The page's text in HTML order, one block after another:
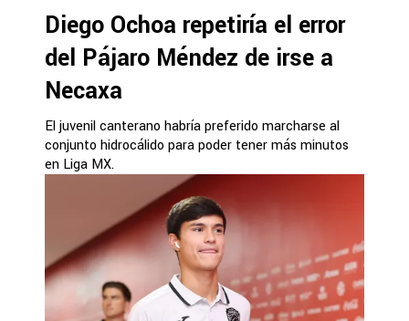
Diego Ochoa repetiría el error
del Pájaro Méndez de irse a
Necaxa
El juvenil canterano habría preferido marcharse al
conjunto hidrocálido para poder tener más minutos
en Liga MX.